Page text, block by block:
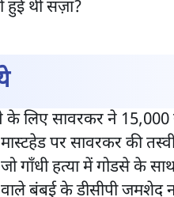
के लिए सावरकर ने
पर सावरकर की
गाँधी हत्या में गोडसे के
बंबई के डीसीपी जमशेद